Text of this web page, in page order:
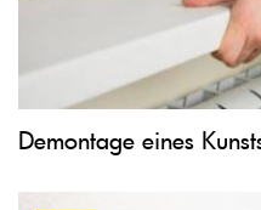
Demontage eines